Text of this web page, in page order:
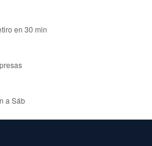
en 30 min
a Sáb